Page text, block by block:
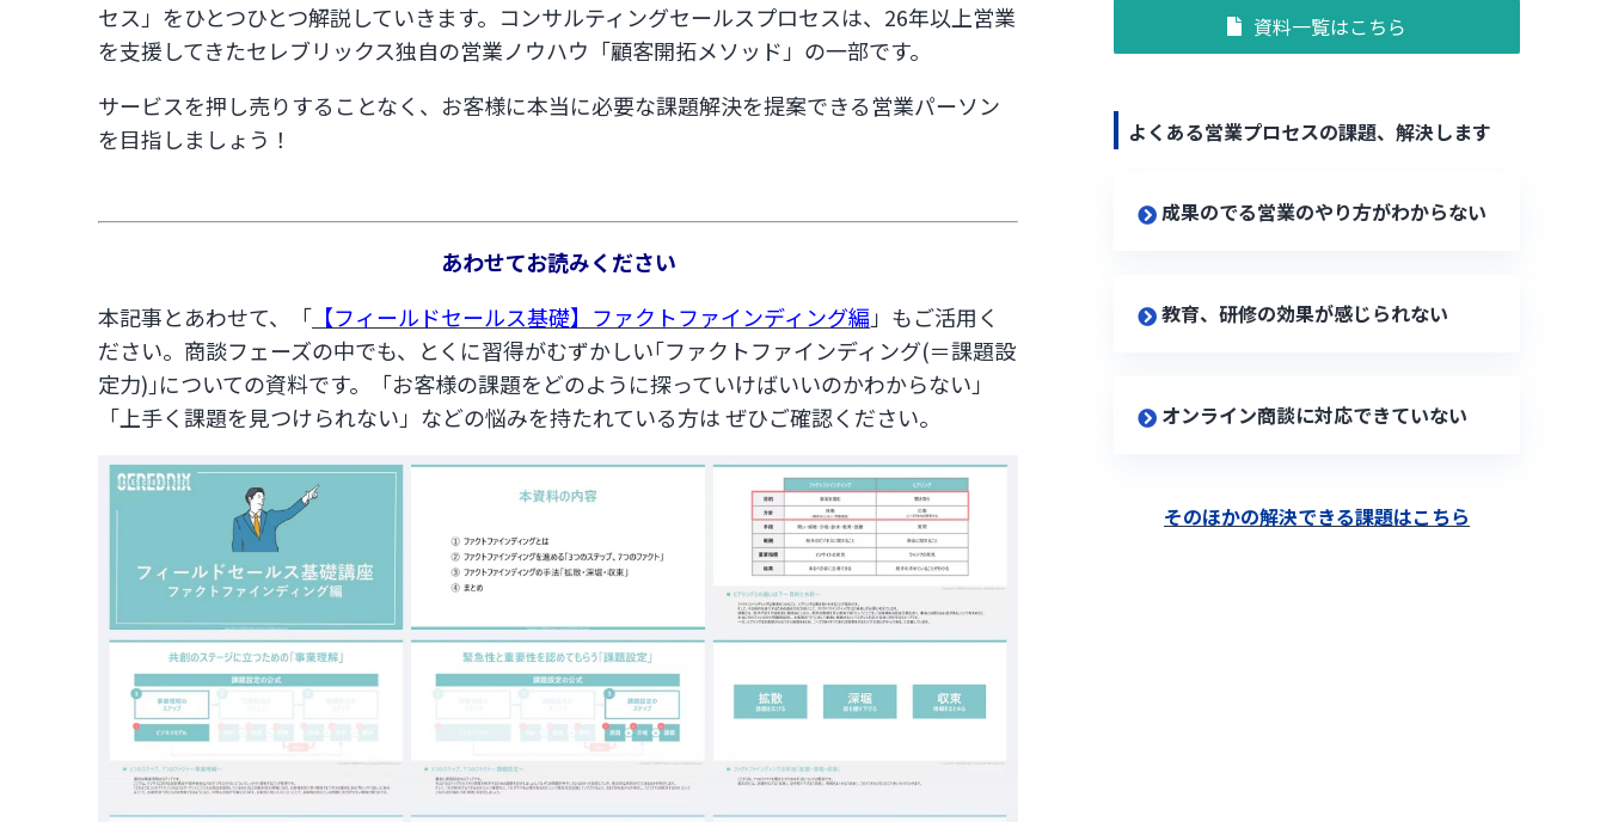
セス」をひとつひとつ解説していきます。コンサルティングセールスプロセスは、26年以上営業
を支援してきたセレブリックス独自の営業ノウハウ「顧客開拓メソッド」の一部です。
サービスを押し売りすることなく、お客様に本当に必要な課題解決を提案できる営業パーソン
を目指しましょう！
あわせてお読みください
本記事とあわせて、「 【フィールドセールス基礎】ファクトファインディング編 」もご活用く
ださい。商談フェーズの中でも、とくに習得がむずかしい｢ファクトファインディング(＝課題設
定力)｣についての資料です。「お客様の課題をどのように探っていけばいいのかわからない」
「上手く課題を見つけられない」などの悩みを持たれている方は ぜひご確認ください。
資料一覧はこちら
よくある営業プロセスの課題、解決します
成果のでる営業のやり方がわからない
教育、研修の効果が感じられない
オンライン商談に対応できていない
そのほかの解決できる課題はこちら